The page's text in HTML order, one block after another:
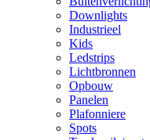
Downlights
Industrieel
Kids
Ledstrips
Lichtbronnen
Opbouw
Panelen
Plafonniere
Spots